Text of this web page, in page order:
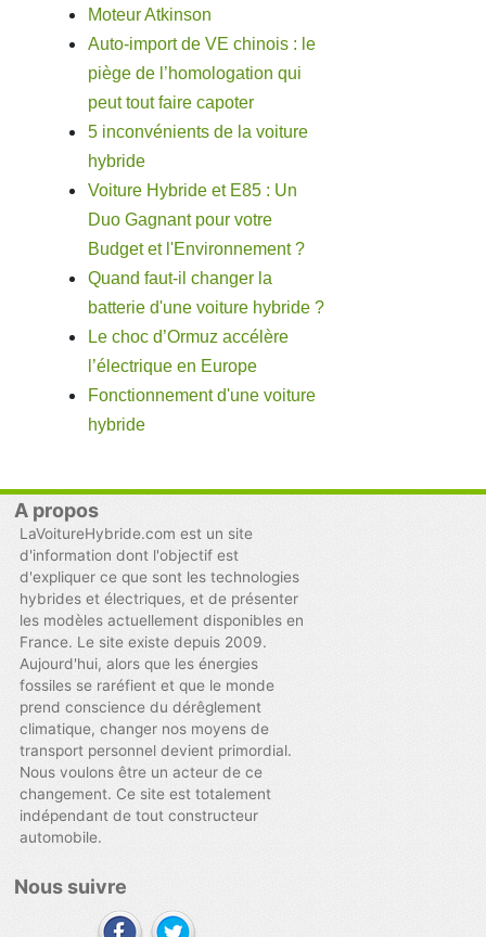
Moteur Atkinson
Auto-import de VE chinois : le
piège de l’homologation qui
peut tout faire capoter
5 inconvénients de la voiture
hybride
Voiture Hybride et E85 : Un
Duo Gagnant pour votre
Budget et l'Environnement ?
Quand faut-il changer la
batterie d'une voiture hybride ?
Le choc d’Ormuz accélère
l’électrique en Europe
Fonctionnement d'une voiture
hybride
A propos
LaVoitureHybride.com est un site
d'information dont l'objectif est
d'expliquer ce que sont les technologies
hybrides et électriques, et de présenter
les modèles actuellement disponibles en
France. Le site existe depuis 2009.
Aujourd'hui, alors que les énergies
fossiles se raréfient et que le monde
prend conscience du dérêglement
climatique, changer nos moyens de
transport personnel devient primordial.
Nous voulons être un acteur de ce
changement. Ce site est totalement
indépendant de tout constructeur
automobile.
Nous suivre